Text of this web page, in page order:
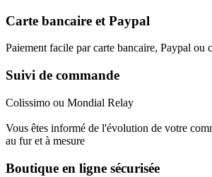
Carte bancaire et Paypal
Paiement facile par carte bancaire, Paypal ou
Suivi de commande
Colissimo ou Mondial Relay
Vous êtes informé de l'évolution de votre
au fur et à mesure
Boutique en ligne sécurisée